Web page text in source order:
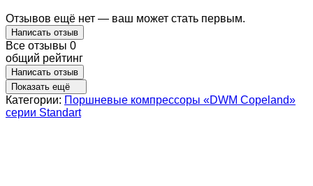
Отзывов ещё нет — ваш может стать первым.
Написать отзыв
Все отзывы 0
общий рейтинг
Написать отзыв
Показать ещё
Категории: Поршневые компрессоры «DWM Copeland»
серии Standart